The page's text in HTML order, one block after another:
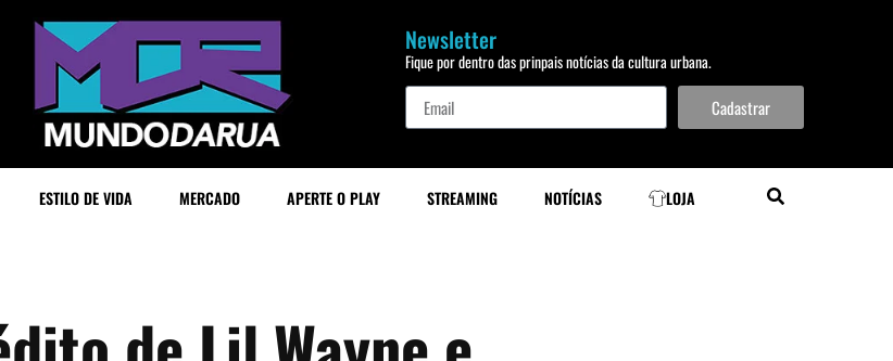
Newsletter
Fique por dentro das prinpais notícias da cultura urbana.
Cadastrar
ESTILO DE VIDA MERCADO APERTE O PLAY STREAMING NOTÍCIAS LOJA